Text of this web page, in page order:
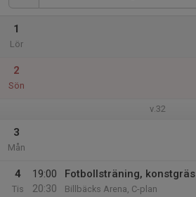
1
Lör
2
Sön
v.32
3
Mån
4
Tis
19:00
20:30
Fotbollsträning, konstgräs
Billbäcks Arena, C-plan